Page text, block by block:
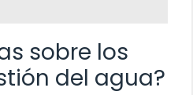
sobre los
del agua?